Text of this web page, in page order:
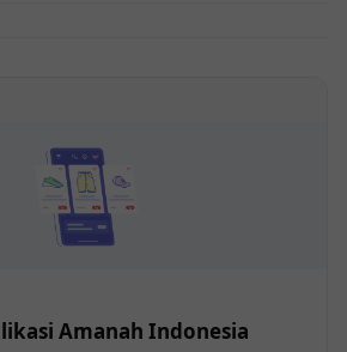
Amanah Indonesia